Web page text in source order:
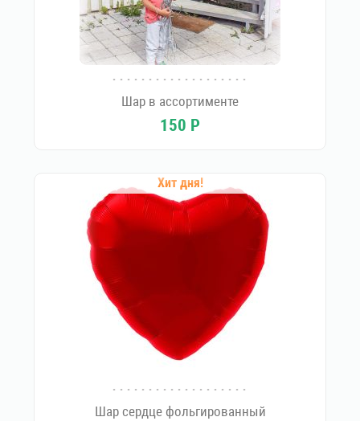
Шар в ассортименте
150 Р
Хит дня!
Шар сердце фольгированный